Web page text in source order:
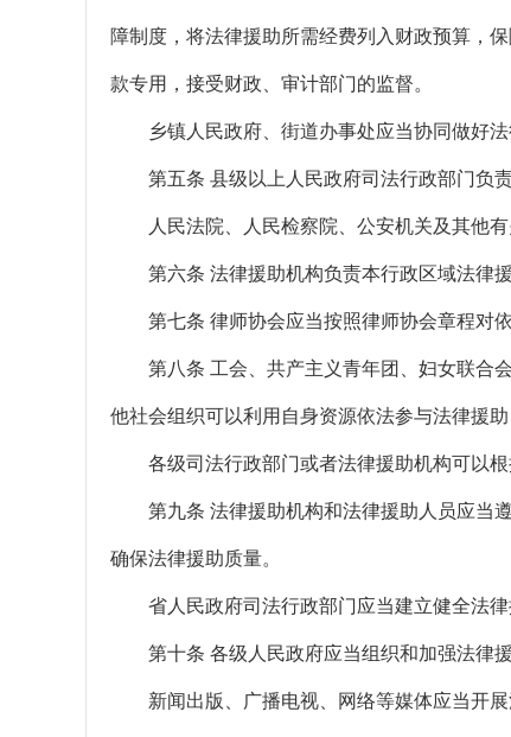
障制度，将法律援助所需经费列入财政预算，
款专用，接受财政、审计部门的监督。
乡镇人民政府、街道办事处应当协同做好法
第五条 县级以上人民政府司法行政部门负责
人民法院、人民检察院、公安机关及其他有
第六条 法律援助机构负责本行政区域法律援
第七条 律师协会应当按照律师协会章程对依
第八条 工会、共产主义青年团、妇女联合会
他社会组织可以利用自身资源依法参与法律援
各级司法行政部门或者法律援助机构可以根
第九条 法律援助机构和法律援助人员应当遵
确保法律援助质量。
省人民政府司法行政部门应当建立健全法律
第十条 各级人民政府应当组织和加强法律援
新闻出版、广播电视、网络等媒体应当开展